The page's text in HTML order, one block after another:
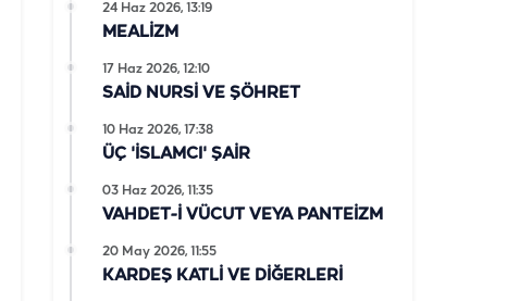
MEALİZM
24 Haz 2026, 13:19
SAİD NURSİ VE ŞÖHRET
17 Haz 2026, 12:10
ÜÇ 'İSLAMCI' ŞAİR
10 Haz 2026, 17:38
VAHDET-İ VÜCUT VEYA PANTEİZM
03 Haz 2026, 11:35
KARDEŞ KATLİ VE DİĞERLERİ
20 May 2026, 11:55